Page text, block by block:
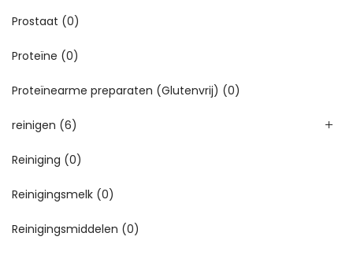
Prostaat (0)
Proteïne (0)
Proteïnearme preparaten (Glutenvrij) (0)
reinigen (6)
Reiniging (0)
Reinigingsmelk (0)
Reinigingsmiddelen (0)